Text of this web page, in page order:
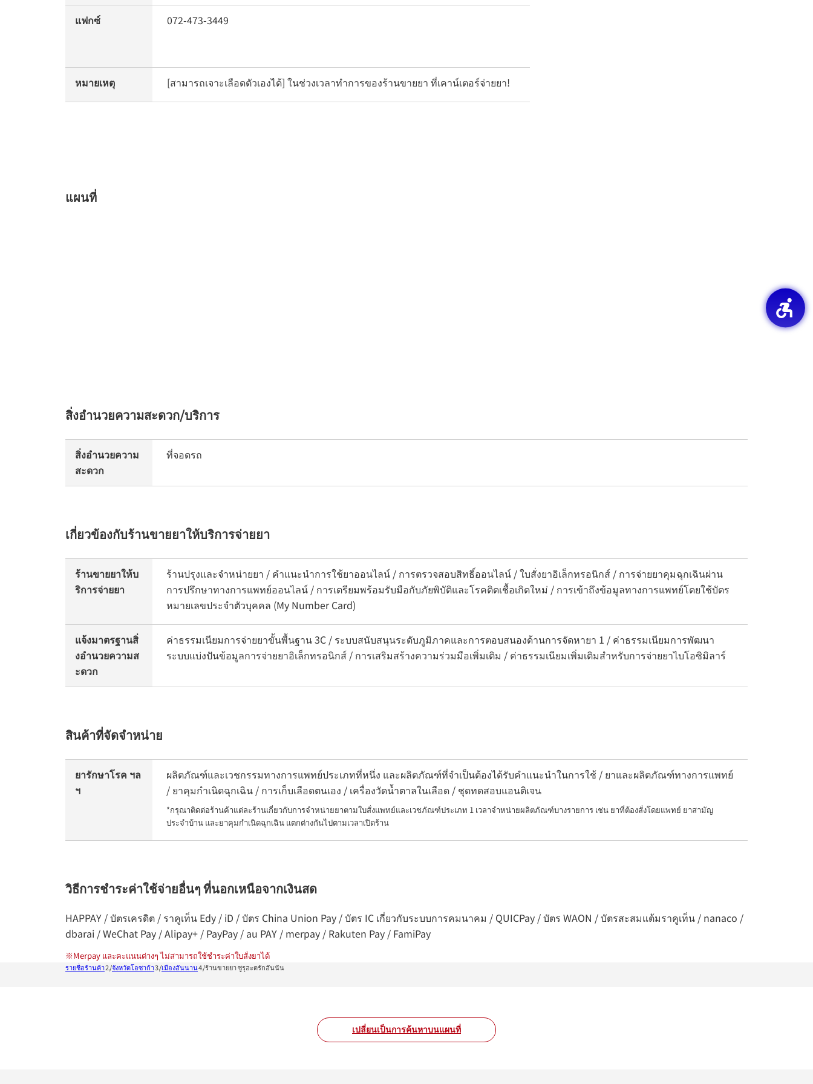
แฟกซ์ 072-473-3449
หมายเหตุ [สามารถเจาะเลือดตัวเองได้] ในช่วงเวลาทำการของร้านขายยา ที่เคาน์เตอร์จ่ายยา!
แผนที่
สิ่งอำนวยความสะดวก/บริการ
สิ่งอำนวยความ
สะดวก
ที่จอดรถ
เกี่ยวข้องกับร้านขายยาให้บริการจ่ายยา
ร้านขายยาให้บ
ริการจ่ายยา
ร้านปรุงและจำหน่ายยา / คำแนะนำการใช้ยาออนไลน์ / การตรวจสอบสิทธิ์ออนไลน์ / ใบสั่งยาอิเล็กทรอนิกส์ / การจ่ายยาคุมฉุกเฉินผ่าน
การปรึกษาทางการแพทย์ออนไลน์ / การเตรียมพร้อมรับมือกับภัยพิบัติและโรคติดเชื้อเกิดใหม่ / การเข้าถึงข้อมูลทางการแพทย์โดยใช้บัตร
หมายเลขประจำตัวบุคคล (My Number Card)
แจ้งมาตรฐานสิ่
งอำนวยความส
ะดวก
ค่าธรรมเนียมการจ่ายยาขั้นพื้นฐาน 3C / ระบบสนับสนุนระดับภูมิภาคและการตอบสนองด้านการจัดหายา 1 / ค่าธรรมเนียมการพัฒนา
ระบบแบ่งปันข้อมูลการจ่ายยาอิเล็กทรอนิกส์ / การเสริมสร้างความร่วมมือเพิ่มเติม / ค่าธรรมเนียมเพิ่มเติมสำหรับการจ่ายยาไบโอซิมิลาร์
สินค้าที่จัดจำหน่าย
ยารักษาโรค ฯล
ฯ
ผลิตภัณฑ์และเวชกรรมทางการแพทย์ประเภทที่หนึ่ง และผลิตภัณฑ์ที่จำเป็นต้องได้รับคำแนะนำในการใช้ / ยาและผลิตภัณฑ์ทางการแพทย์
/ ยาคุมกำเนิดฉุกเฉิน / การเก็บเลือดตนเอง / เครื่องวัดน้ำตาลในเลือด / ชุดทดสอบแอนติเจน
*กรุณาติดต่อร้านค้าแต่ละร้านเกี่ยวกับการจำหน่ายยาตามใบสั่งแพทย์และเวชภัณฑ์ประเภท 1 เวลาจำหน่ายผลิตภัณฑ์บางรายการ เช่น ยาที่ต้องสั่งโดยแพทย์ ยาสามัญ
ประจำบ้าน และยาคุมกำเนิดฉุกเฉิน แตกต่างกันไปตามเวลาเปิดร้าน
วิธีการชำระค่าใช้จ่ายอื่นๆ ที่นอกเหนือจากเงินสด
HAPPAY / บัตรเครดิต / ราคูเท็น Edy / iD / บัตร China Union Pay / บัตร IC เกี่ยวกับระบบการคมนาคม / QUICPay / บัตร WAON / บัตรสะสมแต้มราคูเท็น / nanaco /
dbarai / WeChat Pay / Alipay+ / PayPay / au PAY / merpay / Rakuten Pay / FamiPay
※Merpay และคะแนนต่างๆ ไม่สามารถใช้ชำระค่าใบสั่งยาได้
เปลี่ยนเป็นการค้นหาบนแผนที่
รายชื่อร้านค้า จังหวัดโอซาก้า เมืองฮันนาน ร้านขายยา ซูรุฮะดรักฮันนัน